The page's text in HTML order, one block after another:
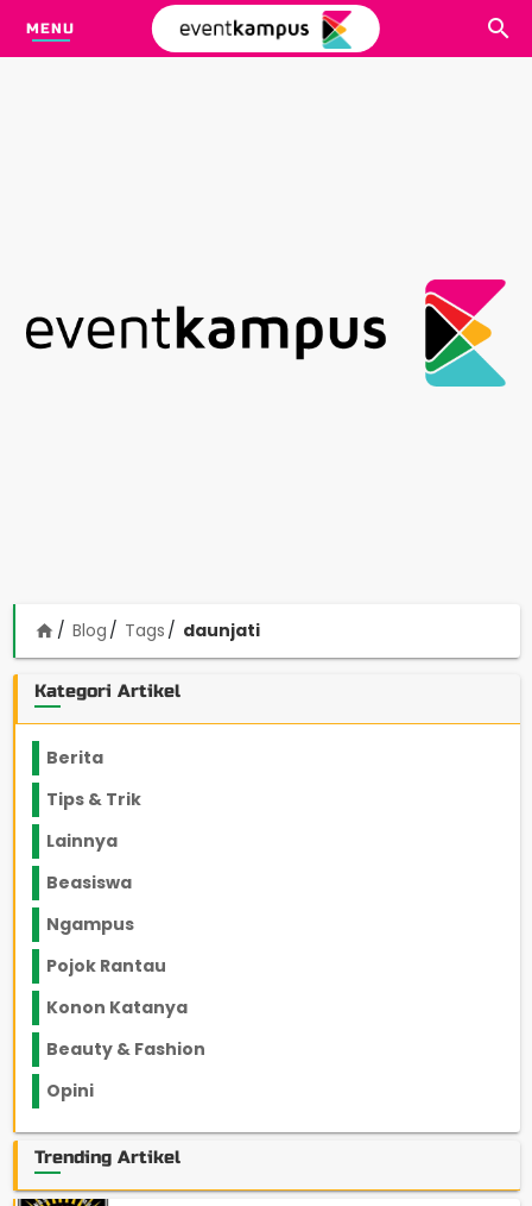
MENU
home Blog Tags daunjati
Kategori Artikel
Berita
Tips & Trik
Lainnya
Beasiswa
Ngampus
Pojok Rantau
Konon Katanya
Beauty & Fashion
Opini
Trending Artikel